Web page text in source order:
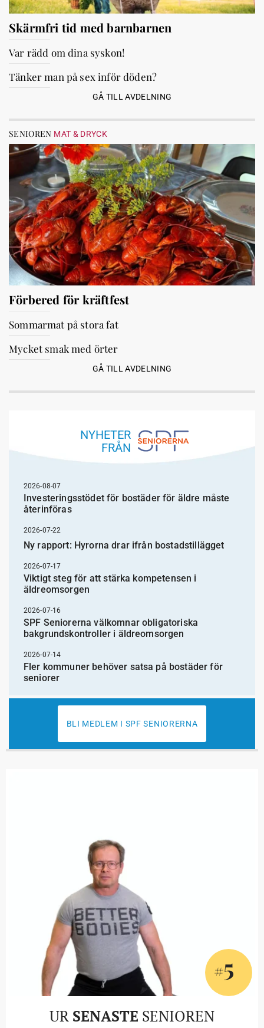
Skärmfri tid med barnbarnen
Var rädd om dina syskon!
Tänker man på sex inför döden?
GÅ TILL AVDELNING
SENIOREN MAT & DRYCK
Förbered för kräftfest
Sommarmat på stora fat
Mycket smak med örter
GÅ TILL AVDELNING
NYHETER
FRÅN
2026-08-07
Investeringsstödet för bostäder för äldre måste
återinföras
2026-07-22
Ny rapport: Hyrorna drar ifrån bostadstillägget
2026-07-17
Viktigt steg för att stärka kompetensen i
äldreomsorgen
2026-07-16
SPF Seniorerna välkomnar obligatoriska
bakgrundskontroller i äldreomsorgen
2026-07-14
Fler kommuner behöver satsa på bostäder för
seniorer
BLI MEDLEM I SPF SENIORERNA
#5
UR SENASTE SENIOREN